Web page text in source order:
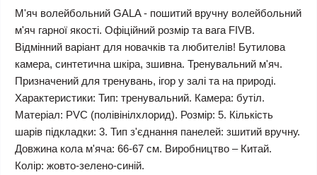
М'яч волейбольний GALA - пошитий вручну волейбольний
м'яч гарної якості. Офіційний розмір та вага FIVB.
Відмінний варіант для новачків та любителів! Бутилова
камера, синтетична шкіра, зшивна. Тренувальний м'яч.
Призначений для тренувань, ігор у залі та на природі.
Характеристики: Тип: тренувальний. Камера: бутіл.
Матеріал: PVC (полівінілхлорид). Розмір: 5. Кількість
шарів підкладки: 3. Тип з'єднання панелей: зшитий вручну.
Довжина кола м'яча: 66-67 см. Виробництво – Китай.
Колір: жовто-зелено-синій.